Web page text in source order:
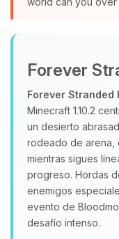
Forever
Forever Stranded
Minecraft 1.10.2
un desierto
rodeado de arena,
mientras sigues
progreso. Hordas
enemigos
evento de
desafío intenso.
08/08/